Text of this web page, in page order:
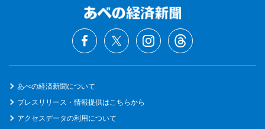
あべの経済新聞について
プレスリリース・情報提供はこちらから
アクセスデータの利用について